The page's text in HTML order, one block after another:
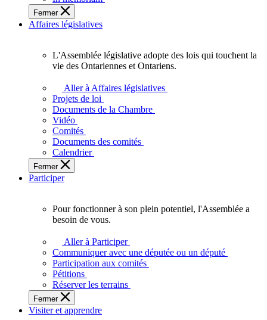
de
l'Assemblée
législative
l'Ontario.
Fermer
Affaires législatives
L'Assemblée
adopte
touchent
des
Ontariennes
et
L'Assemblée législative adopte des lois qui touchent la
vie des Ontariennes et Ontariens.
Aller à Affaires législatives
Projets de loi
Documents de la Chambre
Vidéo
Comités
Documents des comités
Calendrier
Fermer
Participer
plein
potentiel,
l'Assemblée
a
besoin
de
Pour fonctionner à son plein potentiel, l'Assemblée a
besoin de vous.
Aller à Participer
Communiquer avec une députée ou un député
Participation aux comités
Pétitions
Réserver les terrains
Fermer
Visiter et apprendre